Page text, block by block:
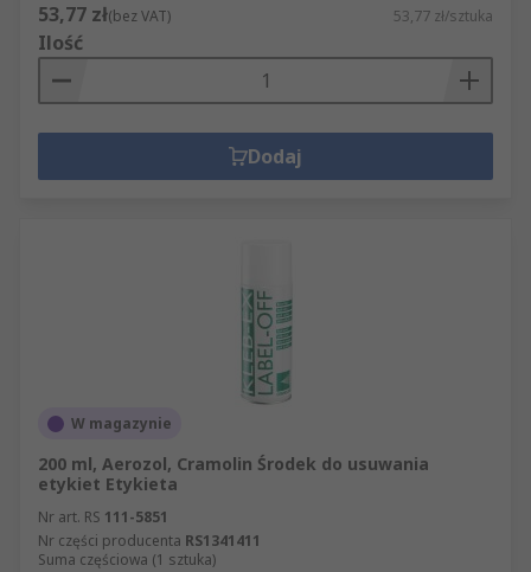
53,77 zł(bez VAT) 53,77 zł/sztuka
Ilość
Dodaj
W magazynie
200 ml, Aerozol, Cramolin Środek do usuwania
etykiet Etykieta
Nr art. RS 111-5851
Nr części producenta RS1341411
Suma częściowa (1 sztuka)